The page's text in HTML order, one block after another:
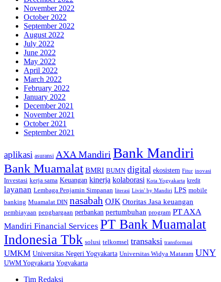
November 2022
October 2022
September 2022
August 2022
July 2022
June 2022
May 2022
April 2022
March 2022
February 2022
January 2022
December 2021
November 2021
October 2021
September 2021
aplikasi asuransi AXA Mandiri Bank Mandiri
Bank Muamalat BMRI BUMN digital ekosistem Fitur inovasi
Investasi kerja sama Keuangan kinerja kolaborasi Kota Yogyakarta kredit
layanan Lembaga Penjamin Simpanan literasi Livin' by Mandiri LPS mobile
banking Muamalat DIN nasabah OJK Otoritas Jasa keuangan
pembiayaan penghargaan perbankan pertumbuhan program PT AXA
Mandiri Financial Services PT Bank Muamalat
Indonesia Tbk solusi telkomsel transaksi transformasi
UMKM Universitas Negeri Yogyakarta Universitas Widya Mataram UNY
UWM Yogyakarta Yogyakarta
Tim Redaksi